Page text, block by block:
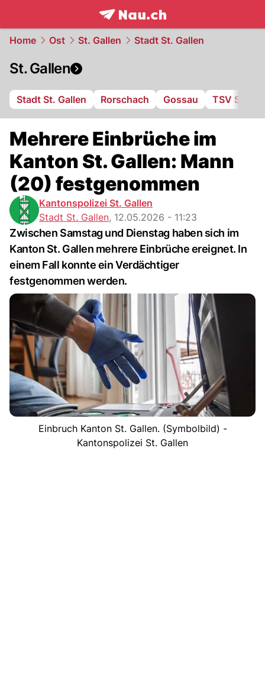
frontpage.NAU.ch
Home Ost St. Gallen Stadt St. Gallen
St. Gallen
Stadt St. Gallen Rorschach Gossau TSV St.
Mehrere Einbrüche im
Kanton St. Gallen: Mann
(20) festgenommen
Kantonspolizei St. Gallen
Stadt St. Gallen, 12.05.2026 - 11:23
Zwischen Samstag und Dienstag haben sich im
Kanton St. Gallen mehrere Einbrüche ereignet. In
einem Fall konnte ein Verdächtiger
festgenommen werden.
Einbruch Kanton St. Gallen. (Symbolbild) -
Kantonspolizei St. Gallen